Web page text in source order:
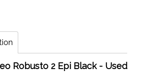
Robusto 2 Epi Black - Used